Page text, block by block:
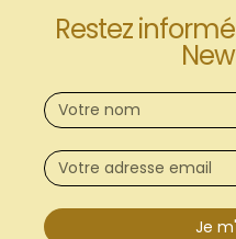
Restez
Je